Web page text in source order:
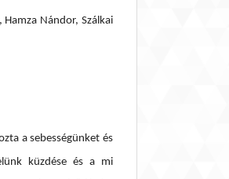
Nándor, Szálkai
a sebességünket és
küzdése és a mi